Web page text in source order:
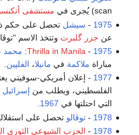
scan) يُجرى في
مستشفى
1975
- سيشل تحصل على حكم
عن جزر گلبرت وتتخذ الاسم
1975
-
Thrilla in Manila
: محمد
مباراة ملاكمة في مانيلا، الفلپين
1977 - إعلان أمريكي-سوفيتي
الفلسطيني، ويطلب من إسرائيل
التي احتلتها في 1967
.
1978
-توڤالو تحصل على
1978
- الحزب الشيوعي الثوري